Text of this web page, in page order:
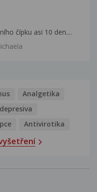
čípku asi 10 den....
Analgetika
Antivirotika